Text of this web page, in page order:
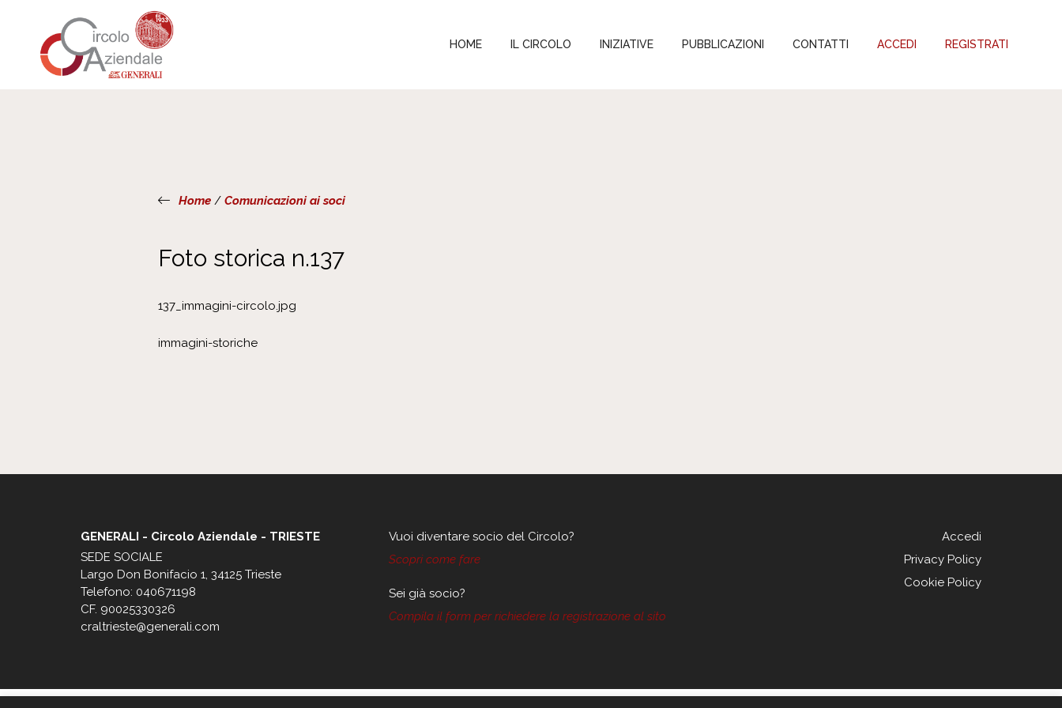
HOME IL CIRCOLO INIZIATIVE PUBBLICAZIONI CONTATTI ACCEDI REGISTRATI
Home/ Comunicazioni ai soci
Foto storica n.137
137_immagini-circolo.jpg
immagini-storiche
GENERALI - Circolo Aziendale - TRIESTE
SEDE SOCIALE
Largo Don Bonifacio 1, 34125 Trieste
Telefono: 040671198
CF. 90025330326
craltrieste@generali.com
Vuoi diventare socio del Circolo?
Scopri come fare
Sei già socio?
Compila il form per richiedere la registrazione al sito
Accedi
Privacy Policy
Cookie Policy